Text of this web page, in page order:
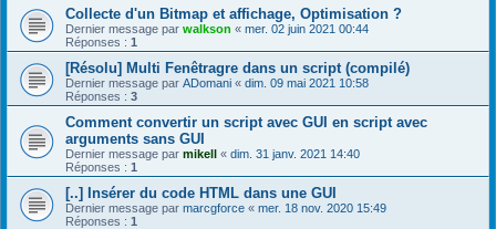
Collecte d'un Bitmap et affichage, Optimisation ?
Dernier message par walkson « mer. 02 juin 2021 00:44
Réponses : 1
[Résolu] Multi Fenêtragre dans un script (compilé)
Dernier message par ADomani « dim. 09 mai 2021 10:58
Réponses : 3
Comment convertir un script avec GUI en script avec
arguments sans GUI
Dernier message par mikell « dim. 31 janv. 2021 14:40
Réponses : 1
[..] Insérer du code HTML dans une GUI
Dernier message par marcgforce « mer. 18 nov. 2020 15:49
Réponses : 1